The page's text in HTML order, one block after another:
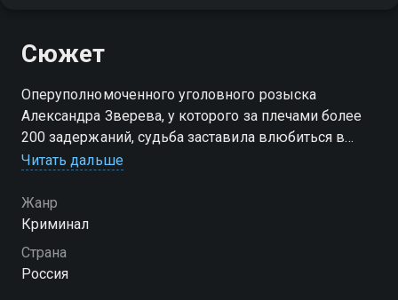
Сюжет
Оперуполномоченного уголовного розыска
Александра Зверева, у которого за плечами более
200 задержаний, судьба заставила влюбиться в
корыстную женщину, из-за которой ему пришлось
сесть в тюрьму
Читать дальше
Жанр
Криминал
Страна
Россия